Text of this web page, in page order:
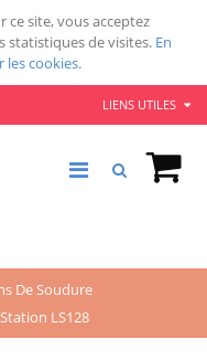
site, vous acceptez
statistiques de visites. En
les cookies.
LIENS UTILES
De Soudure
LS128